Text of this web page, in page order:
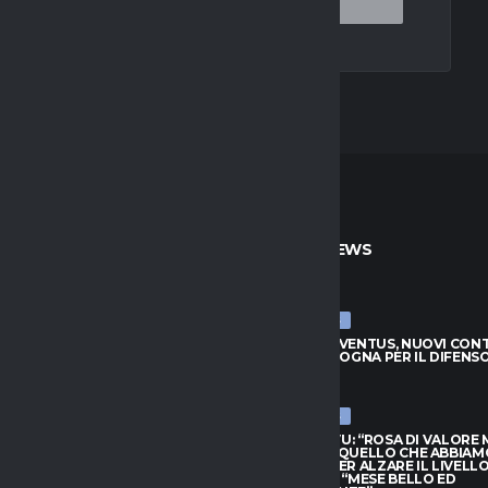
ULTIME NEWS
ULTIME NEWS
LUCUMÍ-JUVENTUS, NUOVI
CON IL BOLOGNA PER IL
ULTIME NEWS
INTER, CHIVU: “ROSA DI VALORE
SAPPIAMO QUELLO CHE
BISOGNO PER ALZARE IL
PROVEDEL: “MESE BELLO ED